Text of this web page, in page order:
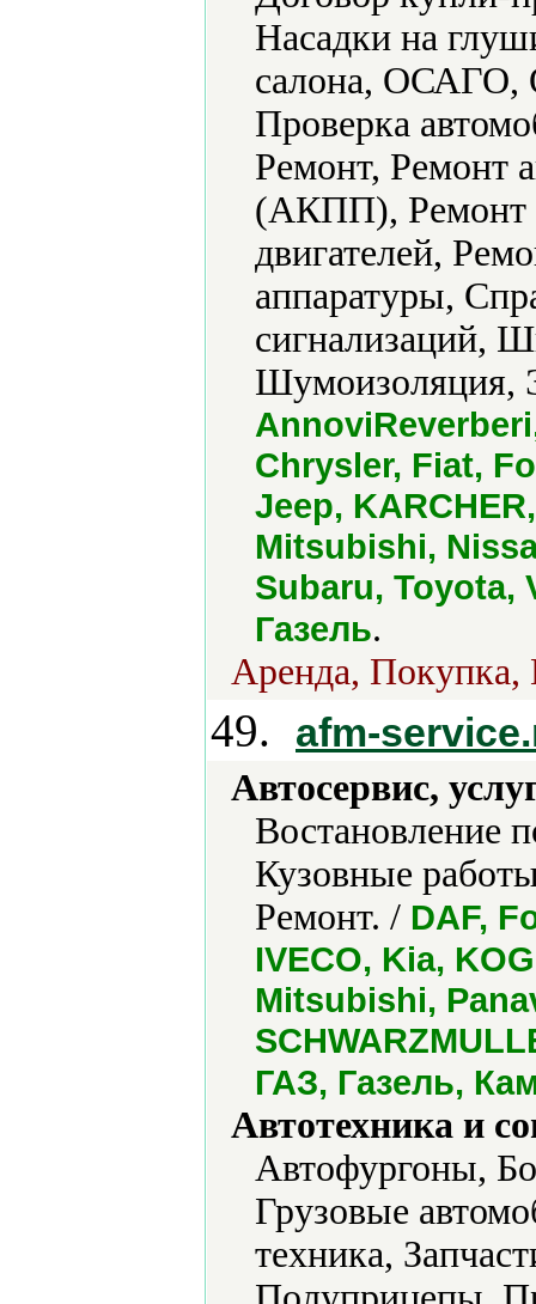
Насадки на
салона, ОСАГО,
Проверка
Ремонт, Ремонт
(АКПП), Ремонт
двигателей,
аппаратуры,
сигнализаций,
Шумоизоляция,
Chrysler, Fiat,
Jeep,
Mitsubishi,
Subaru, Toyota,
Газель.
Аренда, Покупка,
49. afm-
Автосервис,
Востановление
Кузовные
Ремонт. / DAF,
IVECO, Kia,
Mitsubishi,
ГАЗ, Газель,
Автотехника и
Автофургоны,
Грузовые
техника,